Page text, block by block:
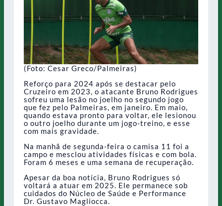
(Foto: Cesar Greco/Palmeiras)
Reforço para 2024 após se destacar pelo
Cruzeiro em 2023, o atacante Bruno Rodrigues
sofreu uma lesão no joelho no segundo jogo
que fez pelo Palmeiras, em janeiro. Em maio,
quando estava pronto para voltar, ele lesionou
o outro joelho durante um jogo-treino, e esse
com mais gravidade.
Na manhã de segunda-feira o camisa 11 foi a
campo e mesclou atividades físicas e com bola.
Foram 6 meses e uma semana de recuperação.
Apesar da boa notícia, Bruno Rodrigues só
voltará a atuar em 2025. Ele permanece sob
cuidados do Núcleo de Saúde e Performance
Dr. Gustavo Magliocca.